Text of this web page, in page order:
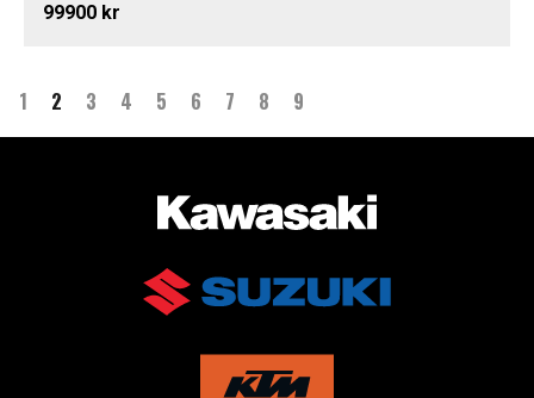
99900 kr
1 2 3 4 5 6 7 8 9
AUKTORISERAD ÅTERFÖRSÄLJARE AV